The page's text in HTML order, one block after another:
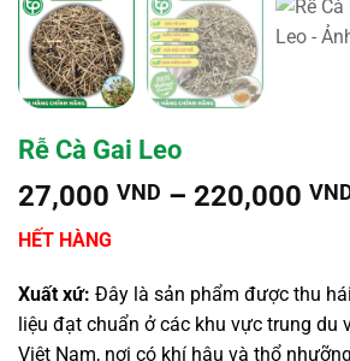
Rễ Cà Gai Leo
27,000 VND – 220,000
HẾT HÀNG
Xuất xứ: Đây là sản phẩm được thu
liệu đạt chuẩn ở các khu vực trung du
Việt Nam, nơi có khí hậu và thổ